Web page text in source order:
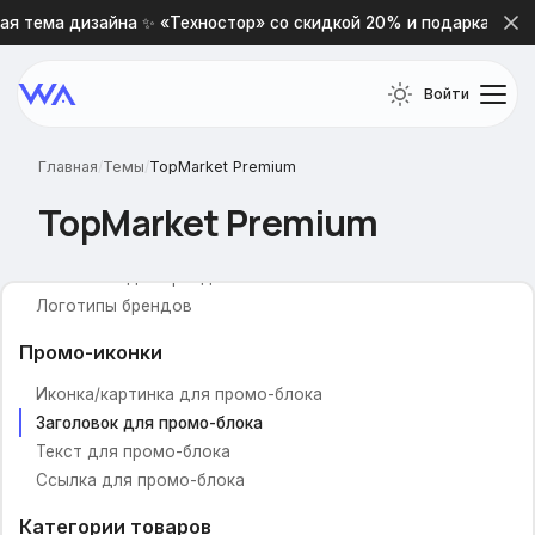
тема дизайна ✨ «Техностор» со скидкой 20% и подарками 🎁
Войти
Главная/Темы/TopMarket Premium
TopMarket Premium
Тип слайдера
Номер альбома со слайдами
Новостная лента
Товар дня
Бренды
Название брендов
Логотипы брендов
Промо-иконки
Иконка/картинка для промо-блока
Заголовок для промо-блока
Текст для промо-блока
Ссылка для промо-блока
Категории товаров